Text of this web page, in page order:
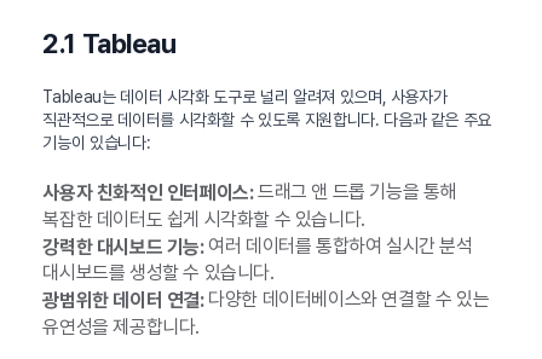
2.1 Tableau
Tableau는 데이터 시각화 도구로 널리 알려져 있으며, 사용자가
직관적으로 데이터를 시각화할 수 있도록 지원합니다. 다음과 같은 주요
기능이 있습니다:
사용자 친화적인 인터페이스:드래그 앤 드롭 기능을 통해
복잡한 데이터도 쉽게 시각화할 수 있습니다.
강력한 대시보드 기능:여러 데이터를 통합하여 실시간 분석
대시보드를 생성할 수 있습니다.
광범위한 데이터 연결:다양한 데이터베이스와 연결할 수 있는
유연성을 제공합니다.